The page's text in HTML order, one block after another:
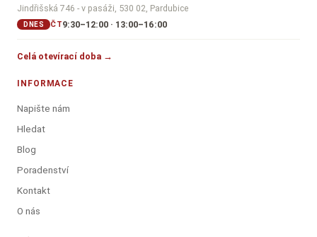
Jindřišská 746 - v pasáži, 530 02, Pardubice
DNES ČT9:30–12:00 · 13:00–16:00
Celá otevírací doba →
INFORMACE
Napište nám
Hledat
Blog
Poradenství
Kontakt
O nás